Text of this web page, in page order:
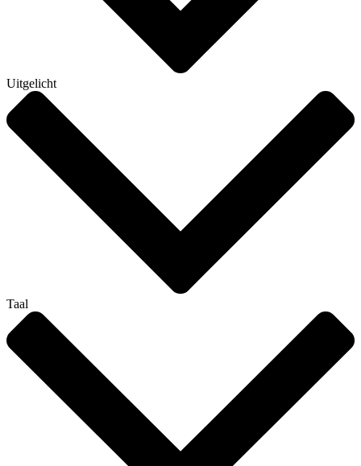
Uitgelicht
Taal